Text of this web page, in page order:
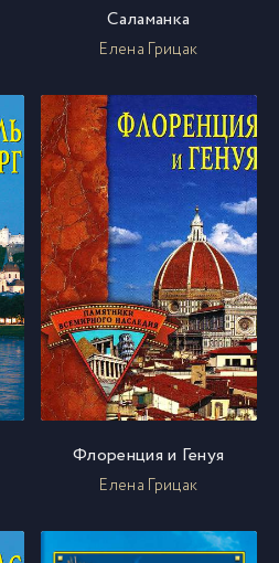
Саламанка
Елена Грицак
Флоренция и Генуя
Елена Грицак